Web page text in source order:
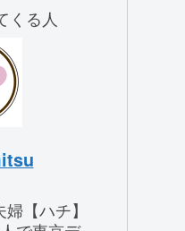
くる人
【ハチ】